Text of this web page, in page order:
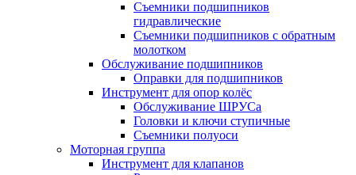
Съемники подшипников
гидравлические
Съемники подшипников с обратным
молотком
Обслуживание подшипников
Оправки для подшипников
Инструмент для опор колёс
Обслуживание ШРУСа
Головки и ключи ступичные
Съемники полуоси
Моторная группа
Инструмент для клапанов